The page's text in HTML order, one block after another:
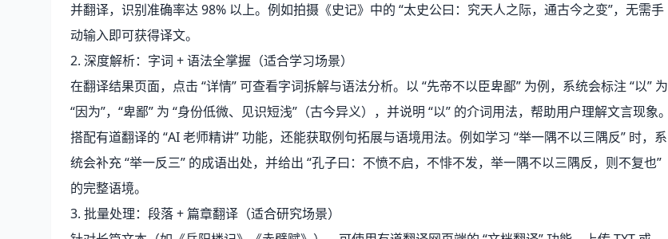
并翻译，识别准确率达 98% 以上。例如拍摄《史记》中的 “太史公曰：究天人之际，通古今之变”，无需手
动输入即可获得译文。
2. 深度解析：字词 + 语法全掌握（适合学习场景）
在翻译结果页面，点击 “详情” 可查看字词拆解与语法分析。以 “先帝不以臣卑鄙” 为例，系统会标注 “以” 为
“因为”，“卑鄙” 为 “身份低微、见识短浅”（古今异义），并说明 “以” 的介词用法，帮助用户理解文言现象。
搭配有道翻译的 “AI 老师精讲” 功能，还能获取例句拓展与语境用法。例如学习 “举一隅不以三隅反” 时，系
统会补充 “举一反三” 的成语出处，并给出 “孔子曰：不愤不启，不悱不发，举一隅不以三隅反，则不复也”
的完整语境。
3. 批量处理：段落 + 篇章翻译（适合研究场景）